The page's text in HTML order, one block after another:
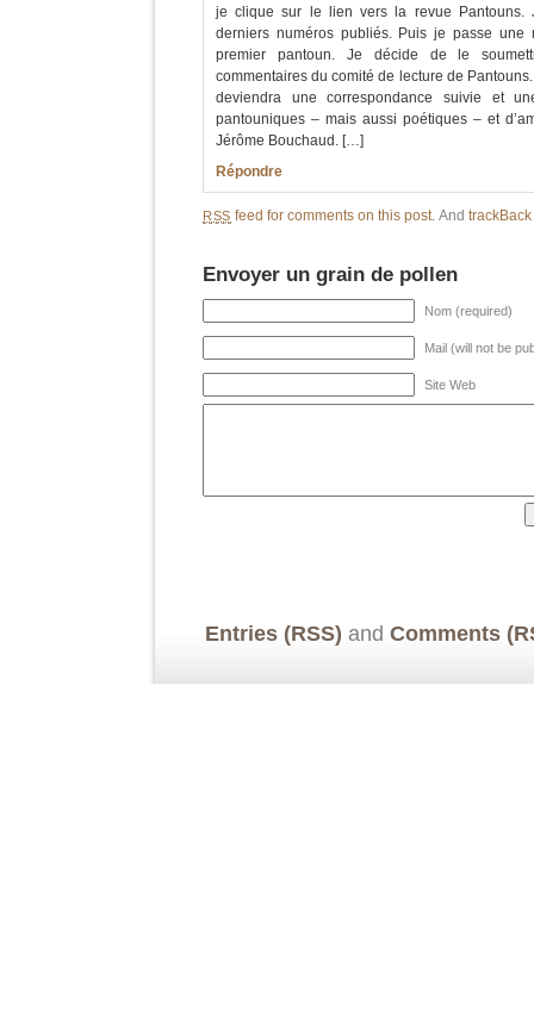
je clique sur le lien vers la revue Pantouns.
derniers numéros publiés. Puis je passe
premier pantoun. Je décide de le
commentaires du comité de lecture de
deviendra une correspondance suivie et
pantouniques – mais aussi poétiques – et
Jérôme Bouchaud. […]
Répondre
RSS feed for comments on this post. And
Envoyer un grain de pollen
Nom (required)
Mail (will not be
Site Web
Entries (RSS) and Comments